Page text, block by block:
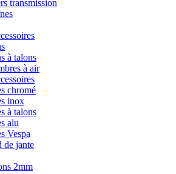
transmission
à talons
à air
chromé
inox
à talons
alu
Vespa
de jante
2mm